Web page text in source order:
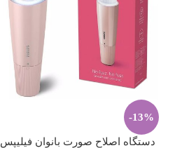
-13%
دستگاه اصلاح صورت بانوان فیلیپس